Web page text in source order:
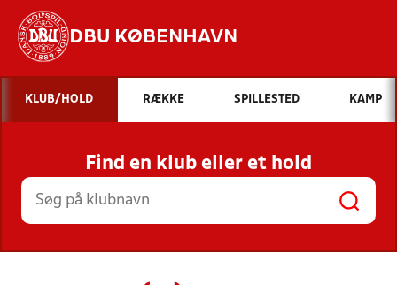
DBU KØBENHAVN
Hvad vil du søge efter?
INDHOLD OG NYHEDER
STILLINGER, RESULTATER, KLUBBER OG
HOLD
KLUB/HOLD RÆKKE SPILLESTED KAMP
Find en klub eller et hold